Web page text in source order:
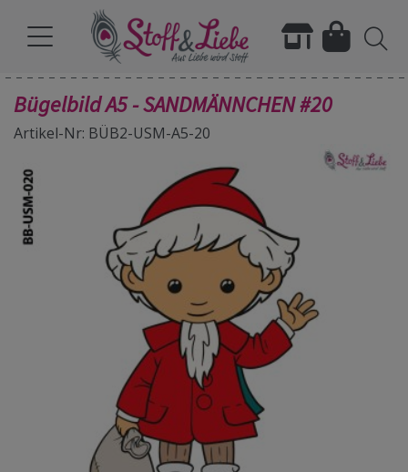
Bügelbild A5 - SANDMÄNNCHEN #20
Artikel-Nr: BÜB2-USM-A5-20